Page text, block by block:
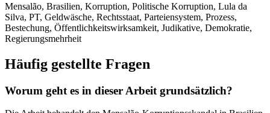
Mensalão, Brasilien, Korruption, Politische Korruption, Lula da
Silva, PT, Geldwäsche, Rechtsstaat, Parteiensystem, Prozess,
Bestechung, Öffentlichkeitswirksamkeit, Judikative, Demokratie,
Regierungsmehrheit
Häufig gestellte Fragen
Worum geht es in dieser Arbeit grundsätzlich?